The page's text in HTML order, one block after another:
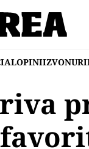
OPINIIZVONURI